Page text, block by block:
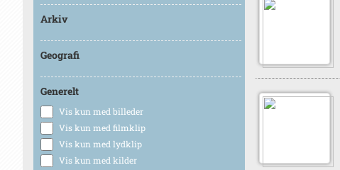
Arkiv
Geografi
Generelt
Vis kun med billeder
Vis kun med filmklip
Vis kun med lydklip
Vis kun med kilder